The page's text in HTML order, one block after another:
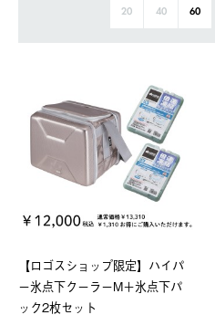
20 40 60
【ロゴスショップ限定】ハイパ
ー氷点下クーラーM＋氷点下パ
ック2枚セット